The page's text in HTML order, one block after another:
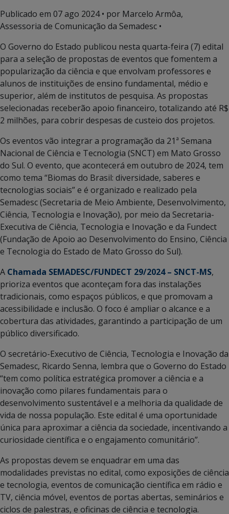
Publicado em 07 ago 2024• por Marcelo Armôa,
Assessoria de Comunicação da Semadesc •
O Governo do Estado publicou nesta quarta-feira (7) edital
para a seleção de propostas de eventos que fomentem a
popularização da ciência e que envolvam professores e
alunos de instituições de ensino fundamental, médio e
superior, além de institutos de pesquisa. As propostas
selecionadas receberão apoio financeiro, totalizando até R$
2 milhões, para cobrir despesas de custeio dos projetos.
Os eventos vão integrar a programação da 21ª Semana
Nacional de Ciência e Tecnologia (SNCT) em Mato Grosso
do Sul. O evento, que acontecerá em outubro de 2024, tem
como tema “Biomas do Brasil: diversidade, saberes e
tecnologias sociais” e é organizado e realizado pela
Semadesc (Secretaria de Meio Ambiente, Desenvolvimento,
Ciência, Tecnologia e Inovação), por meio da Secretaria-
Executiva de Ciência, Tecnologia e Inovação e da Fundect
(Fundação de Apoio ao Desenvolvimento do Ensino, Ciência
e Tecnologia do Estado de Mato Grosso do Sul).
A Chamada SEMADESC/FUNDECT 29/2024 – SNCT-MS,
prioriza eventos que aconteçam fora das instalações
tradicionais, como espaços públicos, e que promovam a
acessibilidade e inclusão. O foco é ampliar o alcance e a
cobertura das atividades, garantindo a participação de um
público diversificado.
O secretário-Executivo de Ciência, Tecnologia e Inovação da
Semadesc, Ricardo Senna, lembra que o Governo do Estado
“tem como política estratégica promover a ciência e a
inovação como pilares fundamentais para o
desenvolvimento sustentável e a melhoria da qualidade de
vida de nossa população. Este edital é uma oportunidade
única para aproximar a ciência da sociedade, incentivando a
curiosidade científica e o engajamento comunitário”.
As propostas devem se enquadrar em uma das
modalidades previstas no edital, como exposições de ciência
e tecnologia, eventos de comunicação científica em rádio e
TV, ciência móvel, eventos de portas abertas, seminários e
ciclos de palestras, e oficinas de ciência e tecnologia.